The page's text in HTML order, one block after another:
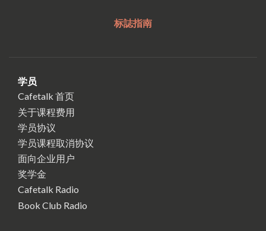
标誌指南
学员
Cafetalk 首页
关于课程费用
学员协议
学员课程取消协议
面向企业用户
奖学金
Cafetalk Radio
Book Club Radio